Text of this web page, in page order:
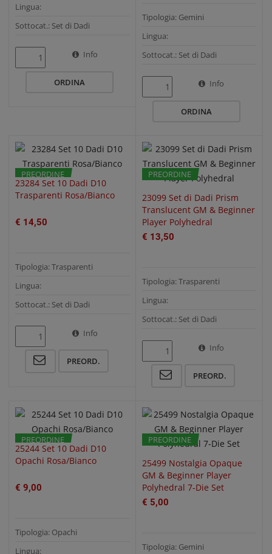
Lingua:
Sottocat.: Set di Dadi
Info
ORDINA
Tipologia: Gemini
Lingua:
Sottocat.: Set di Dadi
Info
ORDINA
PREORDINE
23284 Set 10 Dadi D10
Trasparenti Rosa/Bianco
€ 14,50
Tipologia: Trasparenti
Lingua:
Sottocat.: Set di Dadi
Info
PREORD.
PREORDINE
QUICK VIEW
23099 Set di Dadi Prism
Translucent GM & Beginner
Player Polyhedral
€ 13,50
Tipologia: Trasparenti
Lingua:
Sottocat.: Set di Dadi
Info
PREORD.
PREORDINE
25244 Set 10 Dadi D10
Opachi Rosa/Bianco
€ 9,00
Tipologia: Opachi
Lingua:
PREORDINE
QUICK VIEW
25499 Nostalgia Opaque
GM & Beginner Player
Polyhedral 7-Die Set
€ 5,00
Tipologia: Gemini